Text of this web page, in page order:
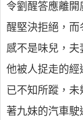
令劉醒答應離開
醒堅決拒絕，
感不是味兒，
他被人捉走的經
已不知所蹤，
著九妹的汽車